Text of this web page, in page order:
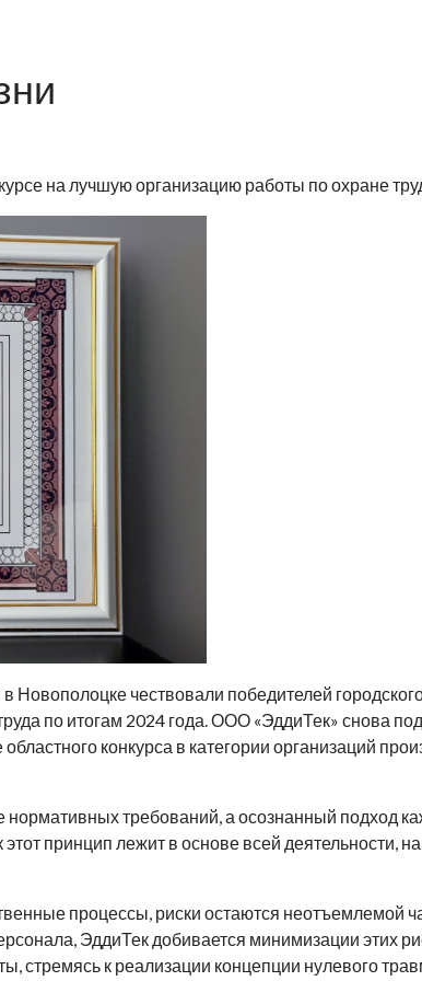
на лучшую организацию работы по охране
Новополоцке чествовали победителей
по итогам 2024 года. ООО «ЭддиТек» снова
конкурса в категории организаций
требований, а осознанный подход
принцип лежит в основе всей деятельности,
процессы, риски остаются неотъемлемой
ЭддиТек добивается минимизации этих
стремясь к реализации концепции нулевого